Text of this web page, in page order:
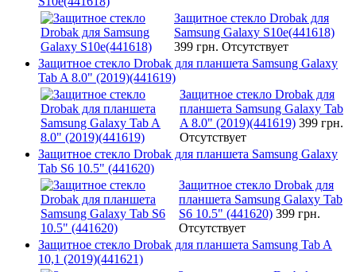
Защитное стекло Drobak для
Samsung Galaxy S10e(441618)
399 грн. Отсутствует
Защитное стекло Drobak для планшета Samsung Galaxy
Tab A 8.0" (2019)(441619)
Защитное стекло Drobak для
планшета Samsung Galaxy Tab
A 8.0" (2019)(441619) 399 грн.
Отсутствует
Защитное стекло Drobak для планшета Samsung Galaxy
Tab S6 10.5" (441620)
Защитное стекло Drobak для
планшета Samsung Galaxy Tab
S6 10.5" (441620) 399 грн.
Отсутствует
Защитное стекло Drobak для планшета Samsung Tab A
10,1 (2019)(441621)